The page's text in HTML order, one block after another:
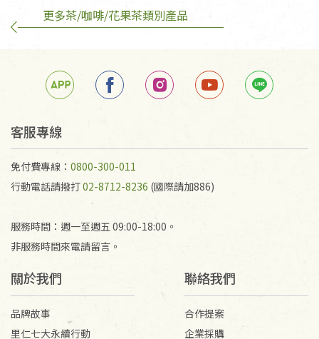
訂購手抄稿退貨需知：
若未保持原包裝方式或未使用原箱退回，導致書籍有
任何折損、磨損、污損或凹角，將不接受退貨，也不
不接受退貨之手抄稿，為敬重法寶故，里仁網購無法
代為結緣處理等。 若需將手抄稿寄還給消費者，因而
產生的運費100元/箱將由消費者負擔。
更多茶/咖啡/花果茶類別產品
客服專線
免付費專線： 0800-300-011
行動電話請撥打02-8712-8236 (國際請加886)
服務時間：週一至週五 09:00-18:00。
非服務時間來電請留言。
關於我們
品牌故事
里仁七大永續行動
聯絡我們
合作提案
企業採購